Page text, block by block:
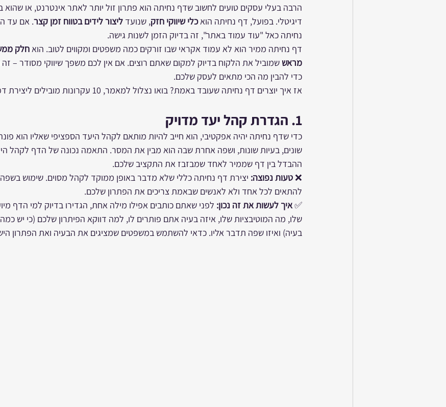
הרבה בעלי עסקים טועים לחשוב שדף נחיתה הוא פתרון זול יותר לאתר אינטרנט, או שהוא
דיגיטלי. בפועל, דף נחיתה הוא כלי שיווקי חזק, שנועד ליצור לידים בטווח זמן קצר. אם עד
נחיתה כאל "עוד עמוד באתר", זה בדיוק הזמן לשנות גישה.
דף נחיתה ממיר הוא לא עמוד אקראי שבו זורקים כמה משפטים ומקווים לטוב. הוא חלק
מראש שמוביל את הלקוח בדיוק למקום שאתם רוצים. אם אין לכם משפך שיווקי מסודר – זה
כדי להבין מה הכי מתאים לעסק שלכם.
אז איך יוצרים דף נחיתה שעובד באמת? בואו נצלול למאמר, 10 עקרונות מובילים ליצירת דפי נחיתה ממירים.
1. הגדרת קהל יעד מדויק
כדי שדף נחיתה יהיה אפקטיבי, הוא חייב להיות מותאם לקהל היעד הספציפי שאליו הוא
שונים, בעיות שונות, ושפה אחרת שבה הוא מבין את המסר. התאמה נכונה של הדף לקהל
ההבדל בין דף שממיר לאחד שמבזבז את התקציב שלכם.
❌ טעות נפוצה: יצירת דף נחיתה כללי שלא מדבר באופן ממוקד לקהל מסוים. שימוש בשפה
להתאים לכל אחד ולא לאנשים שבאמת צריכים את הפתרון שלכם.
✅ איך לעשות את זה נכון: לפני שאתם כותבים אפילו מילה אחת, הגדירו בדיוק למי הדף
שלו, מה המוטיבציות שלו, איזה בעיה אתם פותרים לו, למה דווקא הפיתרון שלכם (כי יש
בעיה) ואיזו שפה תדבר אליו. כדאי להשתמש במשפטים שמציגים את הבעיה ואת הפתרון